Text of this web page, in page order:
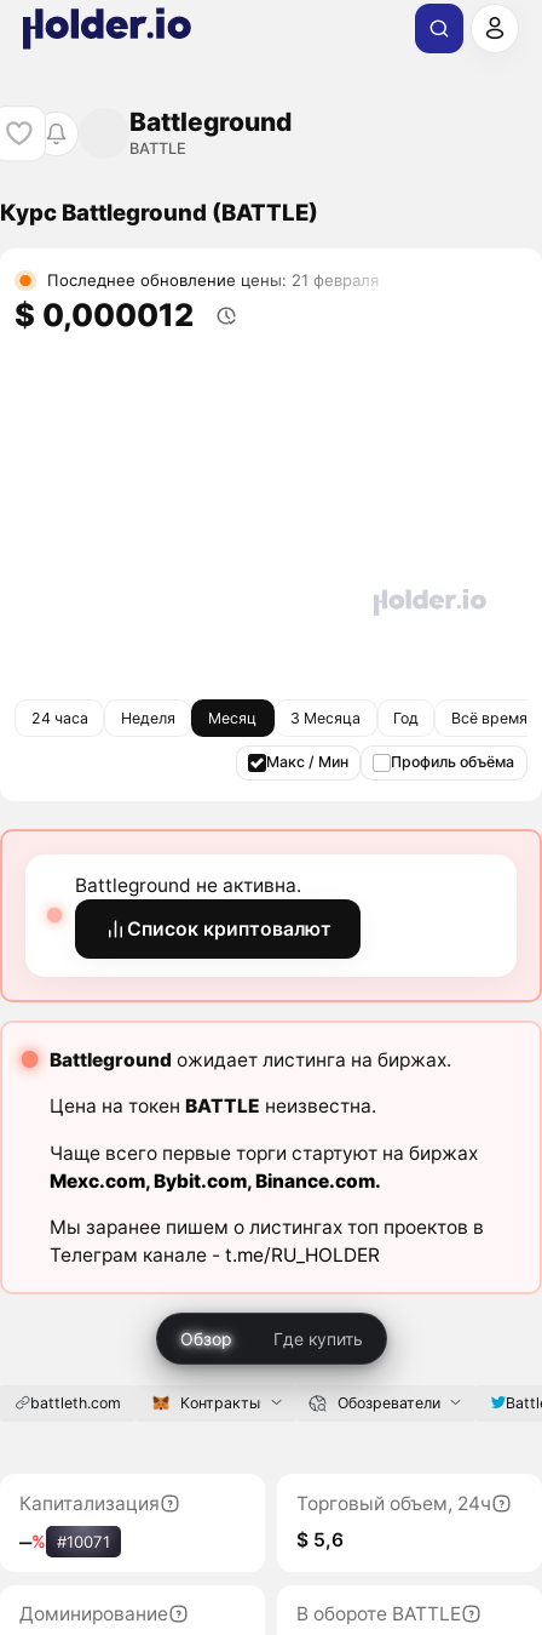
Battleground
BATTLE
Курс Battleground (BATTLE)
Последнее обновление цены: 21 февраля
$ 0,000012
24 часа Неделя Месяц 3 Месяца Год Всё время
Макс / Мин Профиль объёма
Battleground не активна.
Список криптовалют
Battleground ожидает листинга на биржах.
Цена на токен BATTLE неизвестна.
Чаще всего первые торги стартуют на биржах
Mexc.com,Bybit.com,Binance.com.
Мы заранее пишем о листингах топ проектов в
Телеграм канале - t.me/RU_HOLDER
Обзор Где купить
battleth.com Контракты Обозреватели
Капитализация
‒% #10071
Торговый объем, 24ч
$ 5,6
Доминирование
В обороте BATTLE